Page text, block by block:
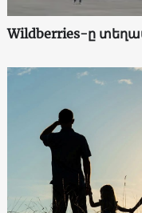
Wildberries-ը